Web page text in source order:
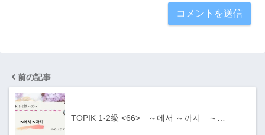
前の記事
TOPIK 1-2級 <66> ～에서 ～까지 ～…